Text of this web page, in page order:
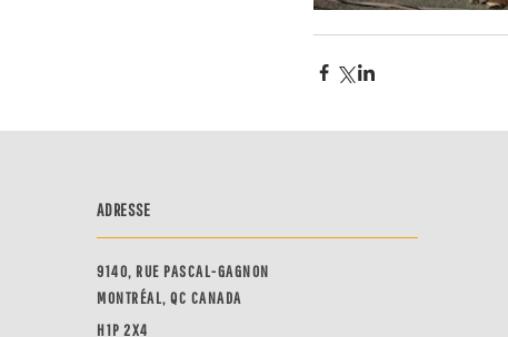
ADRESSE
9140, RUE PASCAL-GAGNON
MONTRÉAL, QC CANADA
H1P 2X4